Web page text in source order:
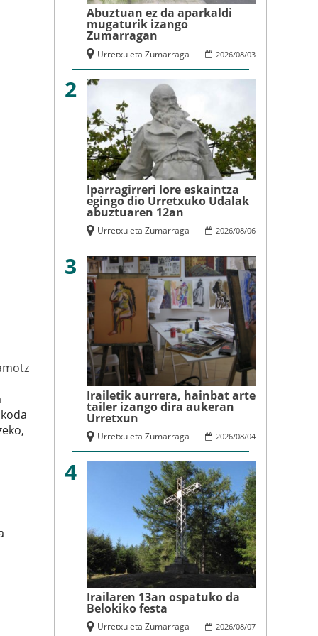
Abuztuan ez da aparkaldi
mugaturik izango
Zumarragan
2026/08/03
Urretxu eta Zumarraga
2
Iparragirreri lore eskaintza
egingo dio Urretxuko Udalak
abuztuaren 12an
2026/08/06
Urretxu eta Zumarraga
3
Irailetik aurrera, hainbat arte
tailer izango dira aukeran
Urretxun
2026/08/04
Urretxu eta Zumarraga
4
Irailaren 13an ospatuko da
Belokiko festa
2026/08/07
Urretxu eta Zumarraga